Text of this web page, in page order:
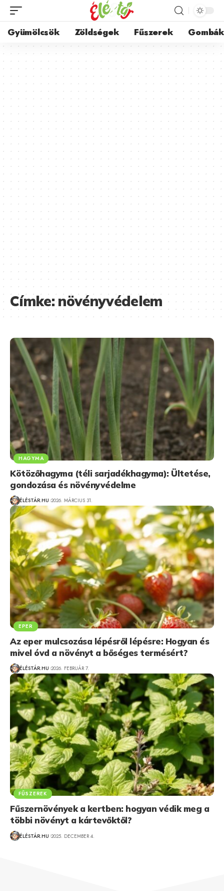
Gyümölcsök Zöldségek Fűszerek Gombák
Címke:növényvédelem
HAGYMA
Kötözőhagyma (téli sarjadékhagyma): Ültetése,
gondozása és növényvédelme
ÉLÉSTÁR.HU 2026. MÁRCIUS 31.
EPER
Az eper mulcsozása lépésről lépésre: Hogyan és
mivel óvd a növényt a bőséges termésért?
ÉLÉSTÁR.HU 2026. FEBRUÁR 7.
FŰSZEREK
Fűszernövények a kertben: hogyan védik meg a
többi növényt a kártevőktől?
ÉLÉSTÁR.HU 2025. DECEMBER 4.